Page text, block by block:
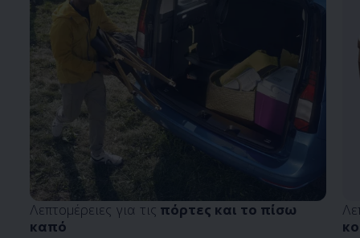
Λεπτομέρειες για τις πόρτες και το πίσω
καπό